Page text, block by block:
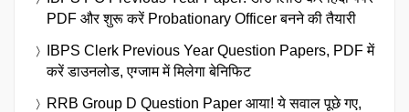
PDF और शुरू करें Probationary Officer बनने की तैयारी
IBPS Clerk Previous Year Question Papers, PDF में
करें डाउनलोड, एग्जाम में मिलेगा बेनिफिट
RRB Group D Question Paper आया! ये सवाल पूछे गए,